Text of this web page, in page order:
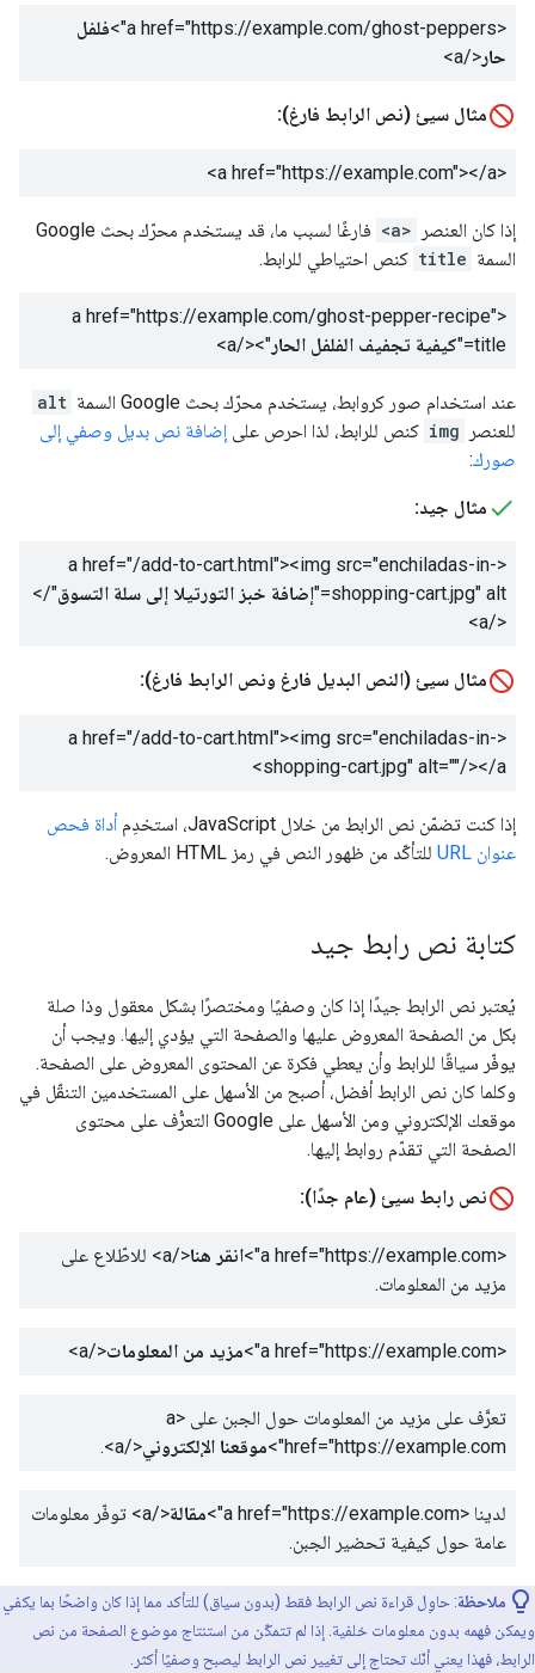
<a href="https://example.com/ghost-peppers">
فلفل
حار</a>
مثال سيئ (نص الرابط فارغ):
<a href="https://example.com">
</a>
إذا كان العنصر <a>
فارغًا لسبب ما، قد يستخدم محرّك بحث Google
السمة title كنص احتياطي للرابط.
<a href="https://example.com/ghost-pepper-recipe"
title="
كيفية تجفيف الفلفل الحار"></a>
عند استخدام صور كروابط، يستخدم محرّك بحث Google السمة
alt
للعنصر
img كنص للرابط، لذا احرص على إضافة نص بديل وصفي إلى
صورك:
مثال جيد:
<a href="/add-to-cart.html"><img src="enchiladas-in-
shopping-cart.jpg" alt="
إضافة خبز التورتيلا إلى سلة التسوق"/>
</a>
مثال سيئ (النص البديل فارغ ونص الرابط فارغ):
<a href="/add-to-cart.html"><img src="enchiladas-in-
shopping-cart.jpg" alt=""/></a>
إذا كنت تضمّن نص الرابط من خلال JavaScript، استخدِم
أداة فحص
عنوان URL
للتأكّد من ظهور النص في رمز HTML المعروض.
كتابة نص رابط جيد
يُعتبر نص الرابط جيدًا إذا كان وصفيًا ومختصرًا بشكل معقول وذا صلة
بكل من الصفحة المعروض عليها والصفحة التي يؤدي إليها. ويجب أن
يوفّر سياقًا للرابط وأن يعطي فكرة عن المحتوى المعروض على الصفحة.
وكلما كان نص الرابط أفضل، أصبح من الأسهل على المستخدمين التنقّل في
موقعك الإلكتروني ومن الأسهل على Google التعرُّف على محتوى
الصفحة التي تقدّم روابط إليها.
نص رابط سيئ (عام جدًا):
<a href="https://example.com"> انقر هنا</a>
للاطّلاع على
مزيد من المعلومات.
<a href="https://example.com"> مزيد من المعلومات</a>
تعرَّف على مزيد من المعلومات حول الجبن على
<a
href="https://example.com">
موقعنا الإلكتروني</a>
.
لدينا <a href="https://example.com"> مقالة</a>
توفّر معلومات
عامة حول كيفية تحضير الجبن.
ملاحظة: حاوِل قراءة نص الرابط فقط (بدون سياق) للتأكد مما إذا كان واضحًا بما يكفي
ويمكن فهمه بدون معلومات خلفية. إذا لم تتمكّن من استنتاج موضوع الصفحة من نص
الرابط، فهذا يعني أنّك تحتاج إلى تغيير نص الرابط ليصبح وصفيًا أكثر.